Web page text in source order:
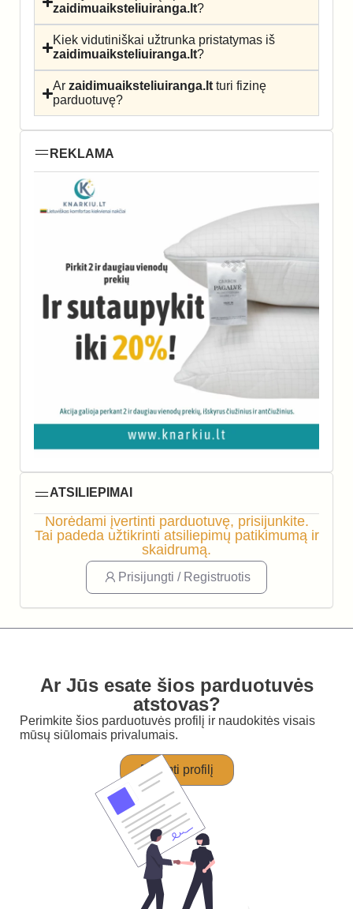
zaidimuaiksteliuiranga.lt?
Kiek vidutiniškai užtrunka pristatymas iš
zaidimuaiksteliuiranga.lt?
Arzaidimuaiksteliuiranga.lt turi fizinę
parduotuvę?
REKLAMA
ATSILIEPIMAI
Norėdami įvertinti parduotuvę, prisijunkite.
Tai padeda užtikrinti atsiliepimų patikimumą ir
skaidrumą.
Prisijungti / Registruotis
Ar Jūs esate šios parduotuvės
atstovas?
Perimkite šios parduotuvės profilį ir naudokitės visais
mūsų siūlomais privalumais.
Perimti profilį